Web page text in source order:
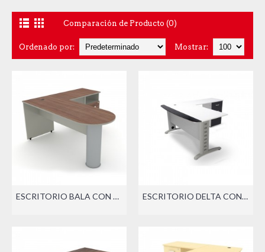
Comparación de Producto (0)
Mostrar:
Ordenado por:
ESCRITORIO BALA CON LATERAL (DER./IZQ.) ESCRITORIO DELTA CON LATERAL (DER./IZQ.)